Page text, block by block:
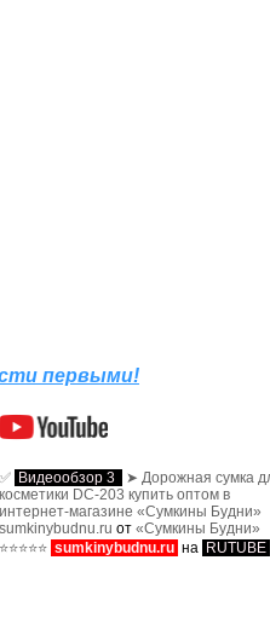
первыми!
✅ Видеообзор 3
➤ Дорожная сумка
косметики DC-203 купить оптом в
интернет-магазине «Сумкины Будни»
sumkinybudnu.ru от «Сумкины Будни»
⭐⭐⭐⭐⭐ sumkinybudnu.ru на RUTUBE